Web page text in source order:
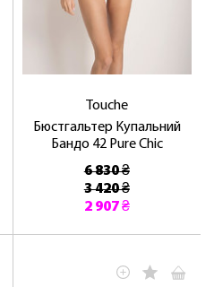
Touche
Бюстгальтер Купальний
Бандо 42 Pure Chic
6 830 ₴
3 420 ₴
2 907 ₴